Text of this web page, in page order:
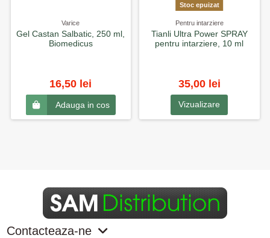
Varice
Gel Castan Salbatic, 250 ml,
Biomedicus
16,50 lei
Adauga in cos
Stoc epuizat
Pentru intarziere
Tianli Ultra Power SPRAY
pentru intarziere, 10 ml
35,00 lei
Vizualizare
Contacteaza-ne